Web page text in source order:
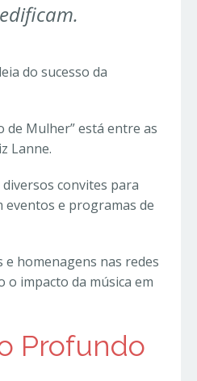
do sucesso da
de Mulher” está entre as
Lanne.
convites para
eventos e programas de
e homenagens nas redes
o impacto da música em
Profundo